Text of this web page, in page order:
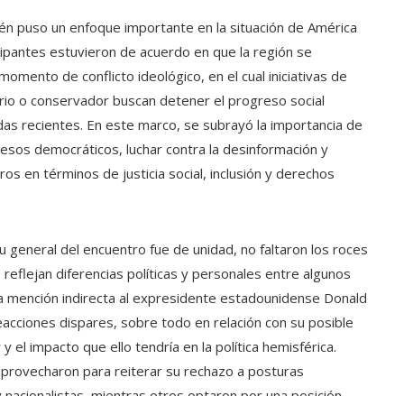
puso un enfoque importante en la situación de América
estuvieron de acuerdo en que la región se
de conflicto ideológico, en el cual iniciativas de
o conservador buscan detener el progreso social
recientes. En este marco, se subrayó la importancia de
democráticos, luchar contra la desinformación y
en términos de justicia social, inclusión y derechos
general del encuentro fue de unidad, no faltaron los roces
diferencias políticas y personales entre algunos
mención indirecta al expresidente estadounidense Donald
dispares, sobre todo en relación con su posible
el impacto que ello tendría en la política hemisférica.
para reiterar su rechazo a posturas